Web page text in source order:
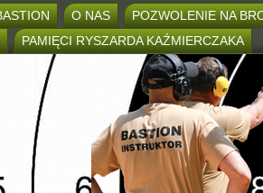
O NAS POZWOLENIE NA
PAMIĘCI RYSZARDA KAŹMIERCZAKA